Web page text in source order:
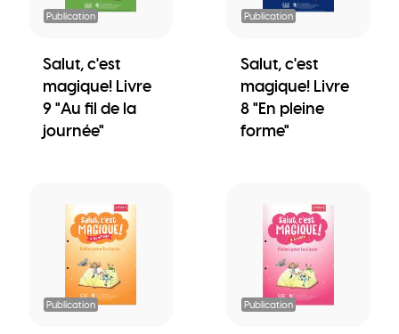
Publication
Salut, c'est
magique! Livre
9 "Au fil de la
journée"
Publication
Salut, c'est
magique! Livre
8 "En pleine
forme"
Publication Publication